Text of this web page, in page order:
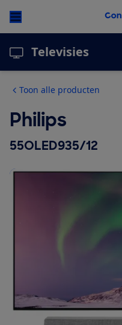
Televisies
Toon alle producten
Philips
55OLED935/12